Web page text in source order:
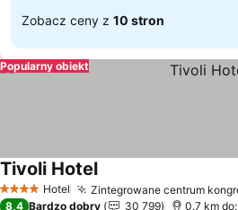
Zobacz ceny z 10 stron
Popularny obiekt
4 KategoriaHotel Zintegrowane centrum
Tivoli Hotel
8,4 Bardzo dobry 30 799 0.7 km